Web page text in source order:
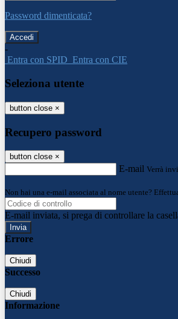
Password dimenticata?
-
Entra con SPID Entra con CIE
Seleziona utente
button close ×
Recupero password
button close ×
E-mail Verrà
Non hai una e-mail associata al nome utente?
E-mail inviata, si prega di controllare la
Errore
Chiudi
Successo
Chiudi
Informazione